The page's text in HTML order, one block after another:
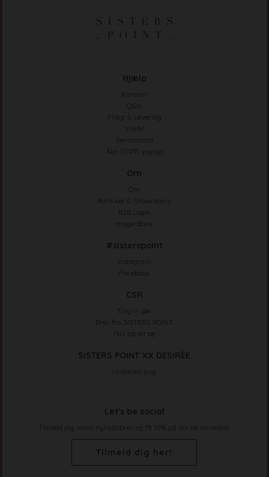
Hjælp
Kontakt
Q&A
Fragt & Levering
Vilkår
Persondata
Åbn GDPR-popup
Om
Om
Butikker & Showrooms
B2B Login
Image Bank
#sisterspoint
Instagram
Facebook
CSR
Ting vi gør
Brev fra SISTERS POINT
Pas på dit tøj
SISTERS POINT XX DESIRÈE
Historien bag
Let's be social
Tilmeld dig vores nyhedsbrev og få 10% på din første ordre!
Tilmeld dig her!